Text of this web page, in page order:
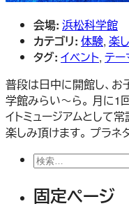
会場: 浜松科学館
カテゴリ: 体験, 楽
タグ: イベント, テー
普段は日中に開館し、
学館みらい～ら。 月に1
イトミュージアムとして
楽しみ頂けます。 プラ
検
固定ページ